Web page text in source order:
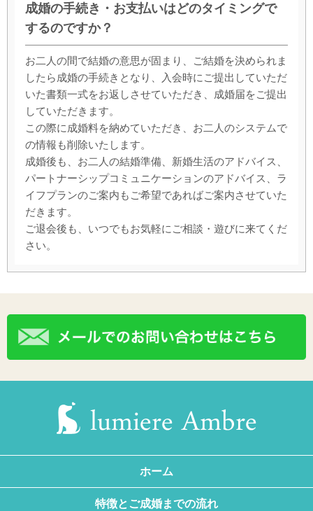
成婚の手続き・お支払いはどのタイミングで
するのですか？
お二人の間で結婚の意思が固まり、ご結婚を決められま
したら成婚の手続きとなり、入会時にご提出していただ
いた書類一式をお返しさせていただき、成婚届をご提出
していただきます。
この際に成婚料を納めていただき、お二人のシステムで
の情報も削除いたします。
成婚後も、お二人の結婚準備、新婚生活のアドバイス、
パートナーシップコミュニケーションのアドバイス、ラ
イフプランのご案内もご希望であればご案内させていた
だきます。
ご退会後も、いつでもお気軽にご相談・遊びに来てくだ
さい。
ホーム
特徴とご成婚までの流れ